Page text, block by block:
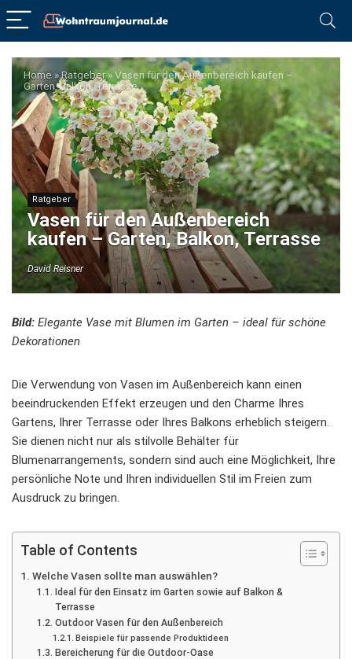
Home »Ratgeber»Vasen für den Außenbereich kaufen –
Garten, Balkon, Terrasse
Ratgeber
Vasen für den Außenbereich
kaufen – Garten, Balkon, Terrasse
David Reisner
Bild: Elegante Vase mit Blumen im Garten – ideal für schöne
Dekorationen
Die Verwendung von Vasen im Außenbereich kann einen
beeindruckenden Effekt erzeugen und den Charme Ihres
Gartens, Ihrer Terrasse oder Ihres Balkons erheblich steigern.
Sie dienen nicht nur als stilvolle Behälter für
Blumenarrangements, sondern sind auch eine Möglichkeit, Ihre
persönliche Note und Ihren individuellen Stil im Freien zum
Ausdruck zu bringen.
Table of Contents
Welche Vasen sollte man auswählen?
Ideal für den Einsatz im Garten sowie auf Balkon &
Terrasse
Outdoor Vasen für den Außenbereich
Beispiele für passende Produktideen
Bereicherung für die Outdoor-Oase